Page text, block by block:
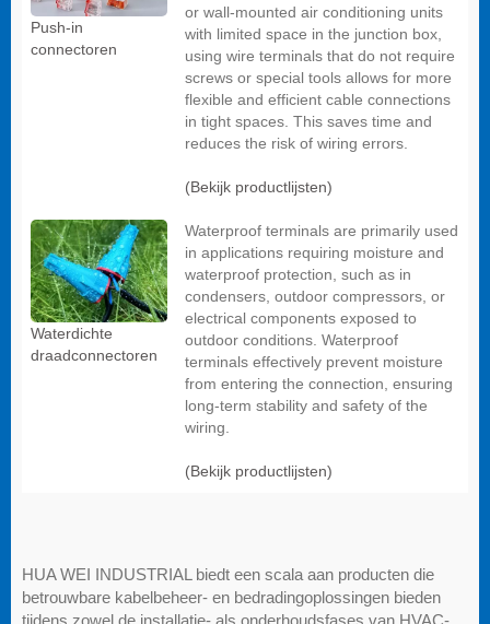
Push-in
connectoren
or wall-mounted air conditioning units
with limited space in the junction box,
using wire terminals that do not require
screws or special tools allows for more
flexible and efficient cable connections
in tight spaces. This saves time and
reduces the risk of wiring errors.
(Bekijk productlijsten)
Waterdichte
draadconnectoren
Waterproof terminals are primarily used
in applications requiring moisture and
waterproof protection, such as in
condensers, outdoor compressors, or
electrical components exposed to
outdoor conditions. Waterproof
terminals effectively prevent moisture
from entering the connection, ensuring
long-term stability and safety of the
wiring.
(Bekijk productlijsten)
HUA WEI INDUSTRIAL biedt een scala aan producten die
betrouwbare kabelbeheer- en bedradingoplossingen bieden
tijdens zowel de installatie- als onderhoudsfases van HVAC-